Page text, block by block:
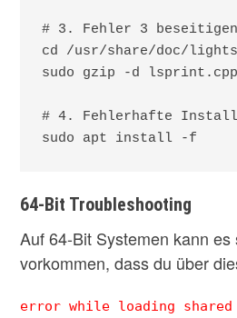
# 3. Fehler 3
cd /usr/share/doc/
sudo gzip -d
# 4. Fehlerhafte
64-Bit Troubleshooting
Auf 64-Bit Systemen kann es
vorkommen, dass du über
error while loading